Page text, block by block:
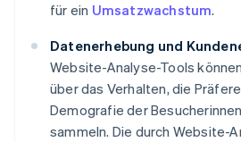
für ein Umsatzwachstum.
Datenerhebung und
Website-Analyse-Tools
über das Verhalten, die
Demografie der
sammeln. Die durch Website-